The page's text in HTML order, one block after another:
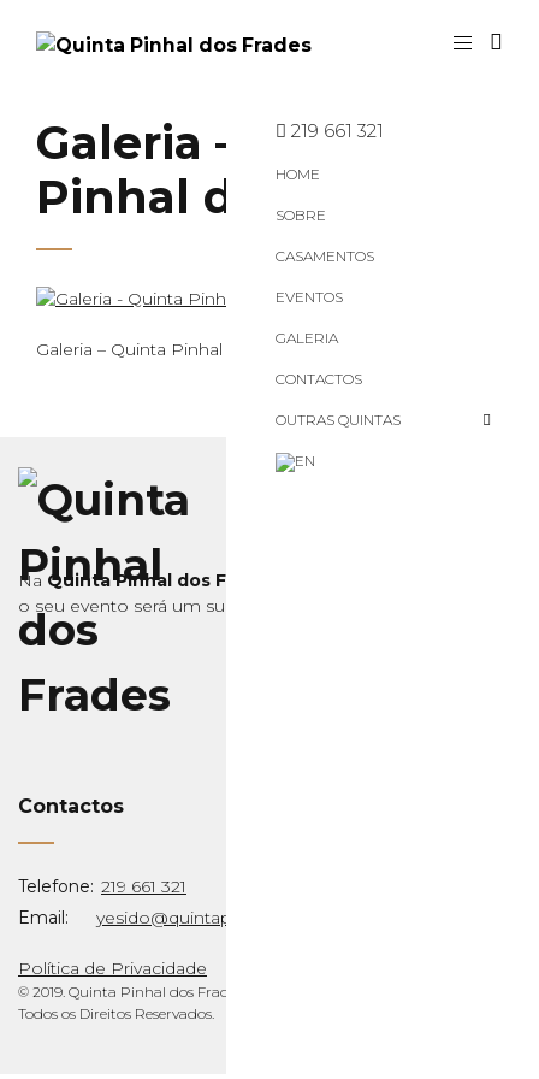
219 661 321
HOME
SOBRE
CASAMENTOS
EVENTOS
GALERIA
CONTACTOS
OUTRAS QUINTAS
Galeria – Quinta
Pinhal dos Frades
Galeria – Quinta Pinhal dos Frades
Na Quinta Pinhal dos Frades
o seu evento será um sucesso, confie!
Contactos
Telefone: 219 661 321
Email:
yesido@quintapinhaldosfrades.pt
Política de Privacidade
© 2019. Quinta Pinhal dos Frades.
Todos os Direitos Reservados.